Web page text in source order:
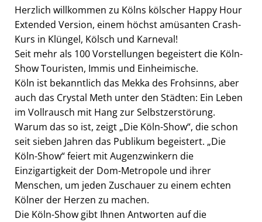
Herzlich willkommen zu Kölns kölscher Happy Hour
Extended Version, einem höchst amüsanten Crash-
Kurs in Klüngel, Kölsch und Karneval!
Seit mehr als 100 Vorstellungen begeistert die Köln-
Show Touristen, Immis und Einheimische.
Köln ist bekanntlich das Mekka des Frohsinns, aber
auch das Crystal Meth unter den Städten: Ein Leben
im Vollrausch mit Hang zur Selbstzerstörung.
Warum das so ist, zeigt „Die Köln-Show“, die schon
seit sieben Jahren das Publikum begeistert. „Die
Köln-Show“ feiert mit Augenzwinkern die
Einzigartigkeit der Dom-Metropole und ihrer
Menschen, um jeden Zuschauer zu einem echten
Kölner der Herzen zu machen.
Die Köln-Show gibt Ihnen Antworten auf die
cookie_consent
Zweck:
Dieser Cookie speichert die ausgewählten
Einverständnis-Optionen des Benutzers
Cookie Laufzeit:
1 Jahr
EXTERNE MEDIEN
Um Inhalte von Videoplattformen und Social Media
Plattformen anzeigen zu können, werden von
diesen externen Medien Cookies gesetzt.
YouTube